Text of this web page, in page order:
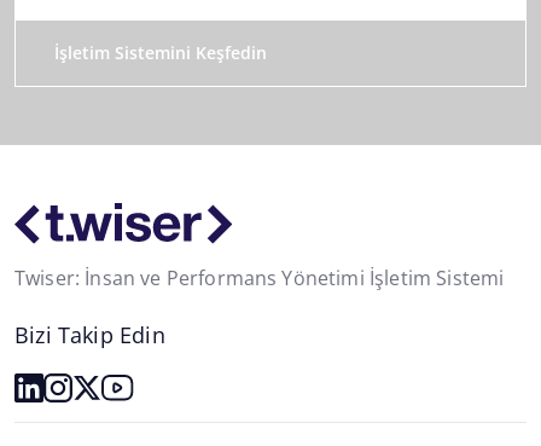
İşletim Sistemini Keşfedin
Twiser: İnsan ve Performans Yönetimi İşletim Sistemi
Bizi Takip Edin